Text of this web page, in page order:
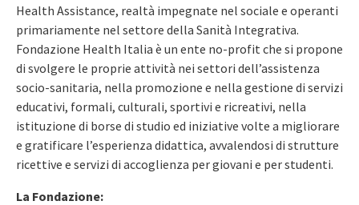
Health Assistance, realtà impegnate nel sociale e operanti
primariamente nel settore della Sanità Integrativa.
Fondazione Health Italia è un ente no-profit che si propone
di svolgere le proprie attività nei settori dell’assistenza
socio-sanitaria, nella promozione e nella gestione di servizi
educativi, formali, culturali, sportivi e ricreativi, nella
istituzione di borse di studio ed iniziative volte a migliorare
e gratificare l’esperienza didattica, avvalendosi di strutture
ricettive e servizi di accoglienza per giovani e per studenti.
La Fondazione: